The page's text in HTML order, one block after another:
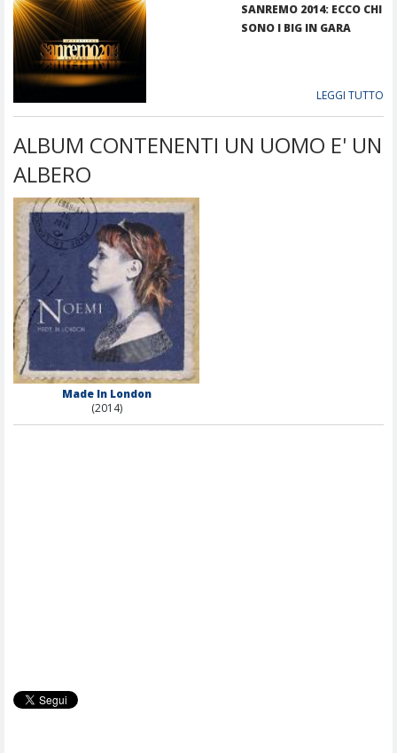
SANREMO 2014: ECCO CHI
SONO I BIG IN GARA
LEGGI TUTTO
ALBUM CONTENENTI UN UOMO E' UN
ALBERO
Made In London
(2014)